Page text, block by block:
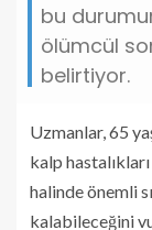
bu
ölümcül
belirtiyor.
Uzmanlar, 65
kalp
halinde önemli
kalabileceğini